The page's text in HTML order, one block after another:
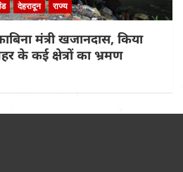
देहरादून राज्य
मंत्री खजानदास, किया
के कई क्षेत्रों का भ्रमण